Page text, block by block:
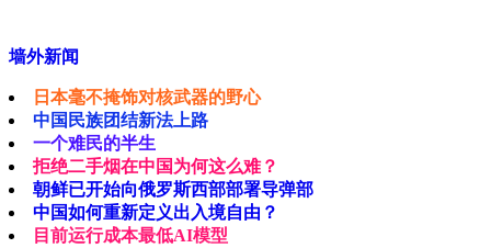
墙外新闻
日本毫不掩饰对核武器的野心
中国民族团结新法上路
一个难民的半生
拒绝二手烟在中国为何这么难？
朝鲜已开始向俄罗斯西部部署导弹部
中国如何重新定义出入境自由？
目前运行成本最低AI模型